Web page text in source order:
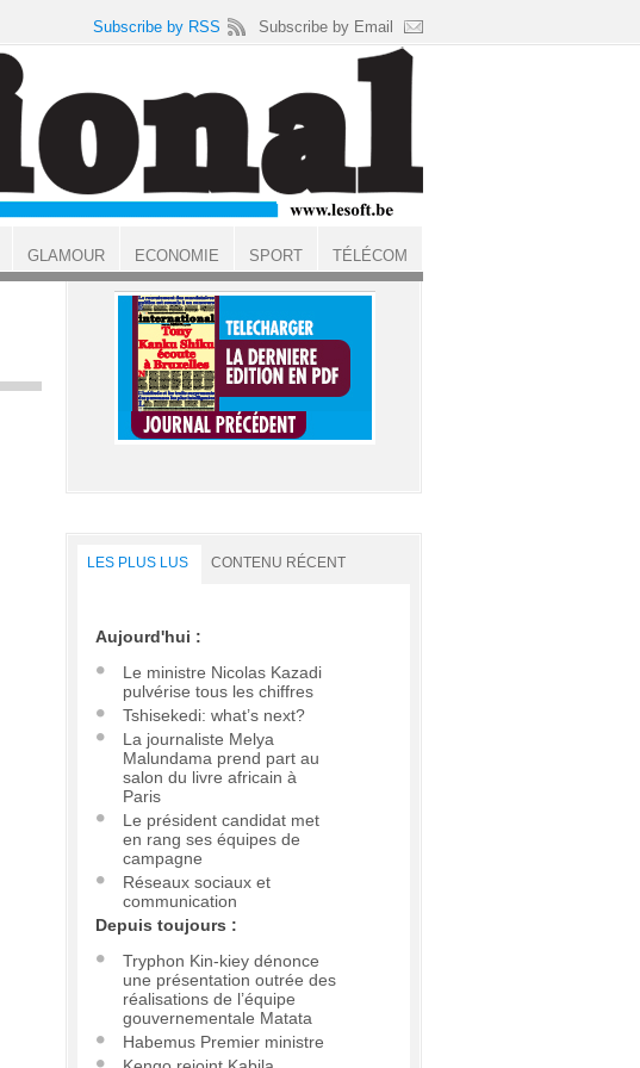
LES PLUS LUS CONTENU RÉCENT
Aujourd'hui :
Le ministre Nicolas Kazadi
pulvérise tous les chiffres
Tshisekedi: what’s next?
La journaliste Melya
Malundama prend part au
salon du livre africain à
Paris
Le président candidat met
en rang ses équipes de
campagne
Réseaux sociaux et
communication
Depuis toujours :
Tryphon Kin-kiey dénonce
une présentation outrée des
réalisations de l’équipe
gouvernementale Matata
Habemus Premier ministre
Subscribe by RSS Subscribe by Email
GLAMOUR ECONOMIE SPORT TÉLÉCOM